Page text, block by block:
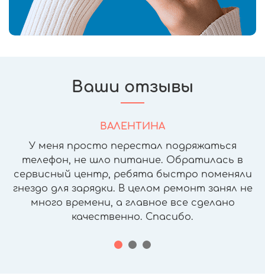
Ваши отзывы
ВАЛЕНТИНА
У меня просто перестал подряжаться
телефон, не шло питание. Обратилась в
сервисный центр, ребята быстро поменяли
гнездо для зарядки. В целом ремонт занял не
много времени, а главное все сделано
качественно. Спасибо.